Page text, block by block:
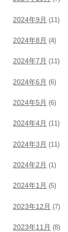
2024年9月 (11)
2024年8月 (4)
2024年7月 (11)
2024年6月 (6)
2024年5月 (6)
2024年4月 (11)
2024年3月 (11)
2024年2月 (1)
2024年1月 (5)
2023年12月 (7)
2023年11月 (8)